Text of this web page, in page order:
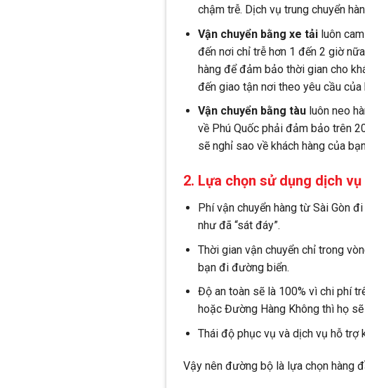
chậm trễ. Dịch vụ trung chuyển
Vận chuyển bằng xe tảiluôn cam
đến nơi chỉ trễ hơn 1 đến 2 giờ
hàng để đảm bảo thời gian cho
đến giao tận nơi theo yêu cầu của
Vận chuyển bằng tàuluôn neo
về Phú Quốc phải đảm bảo trên
sẽ nghỉ sao về khách hàng của
2. Lựa chọn sử dụng dịch
Phí vận chuyển hàng từ Sài Gòn
như đã “sát đáy”.
Thời gian vận chuyển chỉ trong
bạn đi đường biển.
Độ an toàn sẽ là 100% vì chi phí
hoặc Đường Hàng Không thì họ
Thái độ phục vụ và dịch vụ hỗ trợ
Vậy nên đường bộ là lựa chọn hàng